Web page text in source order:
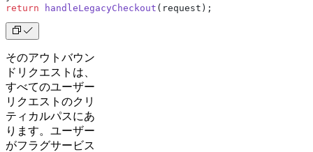
return handleLegacyCheckout (request);
そのアウトバウン
ドリクエストは、
すべてのユーザー
リクエストのクリ
ティカルパスにあ
ります。ユーザー
がフラグサービス